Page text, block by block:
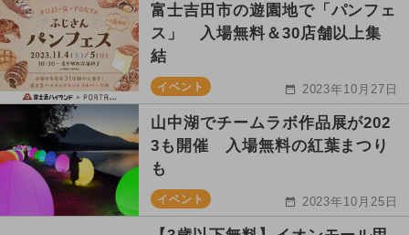
富士吉田市の遊園地で「パンフェ
ス」 入場無料＆30店舗以上集
結
イベント 2023年10月27日
山中湖でチームラボ作品展が202
3も開催 入場無料の紅葉まつり
も
イベント 2023年10月25日